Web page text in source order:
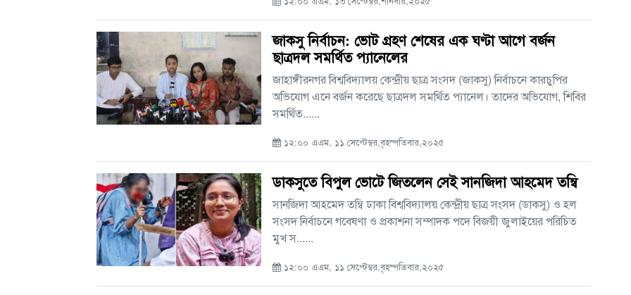
জাকসু নির্বাচন: ভোট গ্রহণ শেষের এক ঘণ্টা আগে বর্জন
ছাত্রদল সমর্থিত প্যানেলের
জাহাঙ্গীরনগর বিশ্ববিদ্যালয় কেন্দ্রীয় ছাত্র সংসদ (জাকসু) নির্বাচনে কারচুপির
অভিযোগ এনে বর্জন করেছে ছাত্রদল সমর্থিত প্যানেল। তাদের অভিযোগ, শিবির
সমর্থিত......
১২:০০ এএম, ১১ সেপ্টেম্বর,বৃহস্পতিবার,২০২৫
ডাকসুতে বিপুল ভোটে জিতলেন সেই সানজিদা আহমেদ তন্বি
সানজিদা আহমেদ তন্বি ঢাকা বিশ্ববিদ্যালয় কেন্দ্রীয় ছাত্র সংসদ (ডাকসু) ও হল
সংসদ নির্বাচনে গবেষণা ও প্রকাশনা সম্পাদক পদে বিজয়ী জুলাইয়ের পরিচিত
মুখ স......
১২:০০ এএম, ১১ সেপ্টেম্বর,বৃহস্পতিবার,২০২৫